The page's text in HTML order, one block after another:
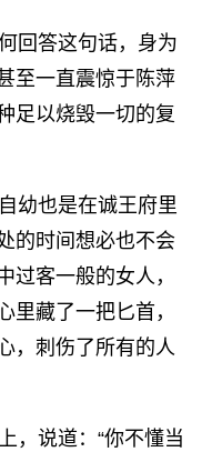
回答这句话，身为
至一直震惊于陈萍
足以烧毁一切的复
幼也是在诚王府里
的时间想必也不会
过客一般的女人，
里藏了一把匕首，
，刺伤了所有的人
，说道：“你不懂当